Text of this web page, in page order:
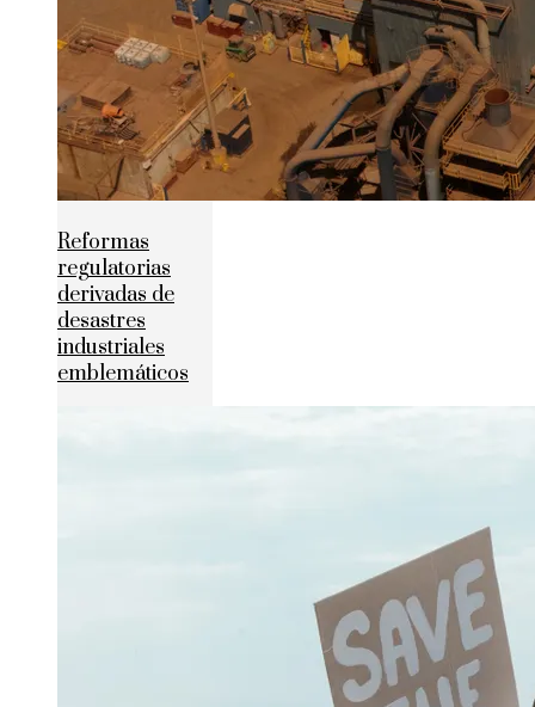
Reformas
regulatorias
derivadas de
desastres
industriales
emblemáticos